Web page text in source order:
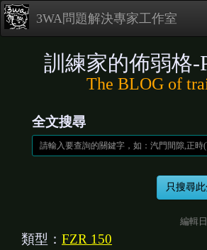
3WA問題解決專家工作室
訓練家的佈弱格-
The BLOG of
全文搜尋
編輯
類型： FZR 150